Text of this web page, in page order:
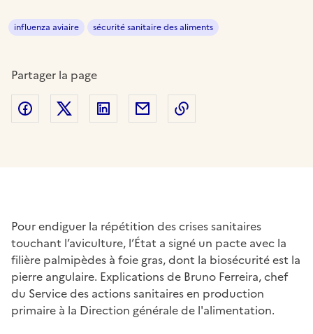
influenza aviaire sécurité sanitaire des aliments
Partager la page
Partager sur Facebook
Partager sur Twitter
Partager sur LinkedIn
Partager par email
Pour endiguer la répétition des crises sanitaires
touchant l’aviculture, l’État a signé un pacte avec la
filière palmipèdes à foie gras, dont la biosécurité est la
pierre angulaire. Explications de Bruno Ferreira, chef
du Service des actions sanitaires en production
primaire à la Direction générale de l'alimentation.